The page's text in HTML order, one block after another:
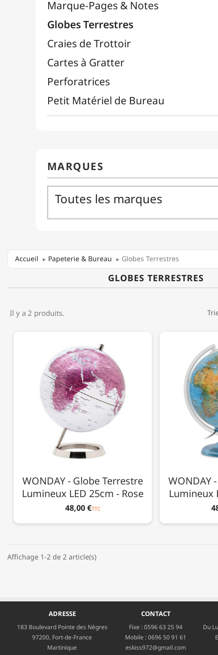
Accueil Papeterie & Bureau Globes Terrestres
GLOBES TERRESTRES
Il y a 2 produits.
WONDAY - Globe Terrestre
Lumineux LED 25cm - Rose
48,00 €TTC
WONDAY
Lumineux
Affichage 1-2 de 2 article(s)
ADRESSE
183 Boulevard Pointe des Nègres
97200, Fort-de-France
Martinique
CONTACT
Fixe :0596 63 25 94
Mobile :0696 50 91 61
eskiss972@gmail.com
Du